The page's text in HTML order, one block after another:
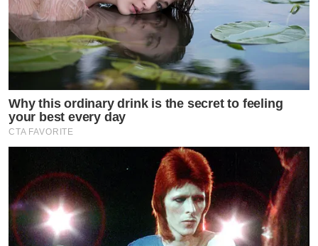
Why this ordinary drink is the secret to feeling
your best every day
CTA FAVORITE